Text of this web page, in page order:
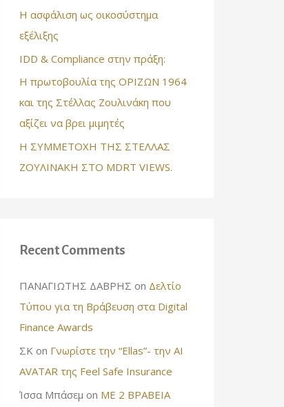
:Η ασφάλιση ως οικοσύστημα
εξέλιξης
IDD & Compliance στην πράξη:
Η πρωτοβουλία της ΟΡΙΖΩΝ 1964
και της Στέλλας Ζουλινάκη που
αξίζει να βρει μιμητές
Η ΣΥΜΜΕΤΟΧΗ ΤΗΣ ΣΤΕΛΛΑΣ
ΖΟΥΛΙΝΑΚΗ ΣΤΟ MDRT VIEWS.
Recent Comments
ΠΑΝΑΓΙΩΤΗΣ ΔΑΒΡΗΣ on Δελτίο
Τύπου για τη Βράβευση στα Digital
Finance Awards
ΣΚ on Γνωρίστε την “Ellas”- την AI
AVATAR της Feel Safe Insurance
Ίσσα Μπάσεμ on ΜΕ 2 ΒΡΑΒΕΙΑ